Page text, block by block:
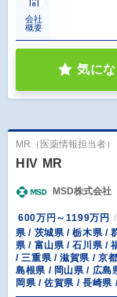
会社
概要
気に
MR（医薬情報担当者
HIV MR
MSD株式会社
600万円～1199万円
県 / 茨城県 / 栃木県 /
県 / 富山県 / 石川県 /
/ 三重県 / 滋賀県 / 京
島根県 / 岡山県 / 広島
岡県 / 佐賀県 / 長崎県